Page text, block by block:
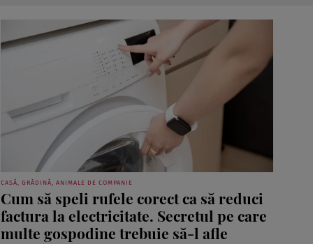
CASĂ, GRĂDINĂ, ANIMALE DE COMPANIE
Cum să speli rufele corect ca să reduci
factura la electricitate. Secretul pe care
multe gospodine trebuie să-l afle